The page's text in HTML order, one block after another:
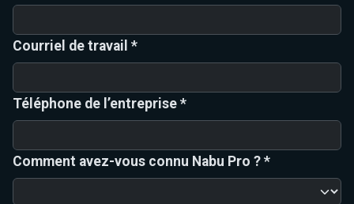
Courriel de travail *
Téléphone de l’entreprise *
Comment avez-vous connu Nabu Pro ? *